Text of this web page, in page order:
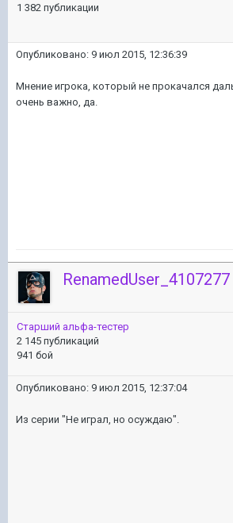
1 382 публикации
Опубликовано: 9 июл 2015, 12:36:39
Мнение игрока, который не прокачался
очень важно, да.
RenamedUser_4107277
Старший альфа-тестер
2 145 публикаций
941 бой
Опубликовано: 9 июл 2015, 12:37:04
Из серии "Не играл, но осуждаю".